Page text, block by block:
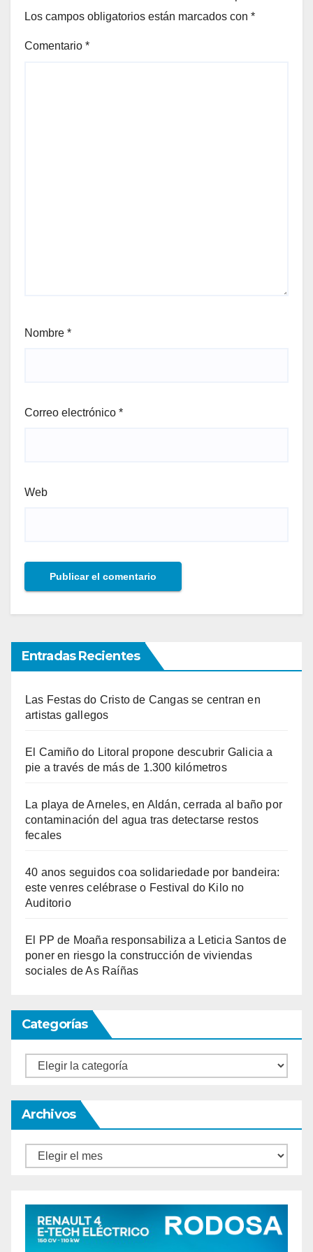
Los campos obligatorios están marcados con *
Comentario *
Nombre *
Correo electrónico *
Web
Entradas Recientes
Las Festas do Cristo de Cangas se centran en
artistas gallegos
El Camiño do Litoral propone descubrir Galicia a
pie a través de más de 1.300 kilómetros
La playa de Arneles, en Aldán, cerrada al baño por
contaminación del agua tras detectarse restos
fecales
40 anos seguidos coa solidariedade por bandeira:
este venres celébrase o Festival do Kilo no
Auditorio
El PP de Moaña responsabiliza a Leticia Santos de
poner en riesgo la construcción de viviendas
sociales de As Raíñas
Categorías
Categorías
Archivos
Archivos